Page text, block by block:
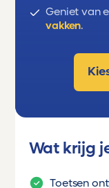
Geniet van
vakken.
Wat krijg
Toetsen